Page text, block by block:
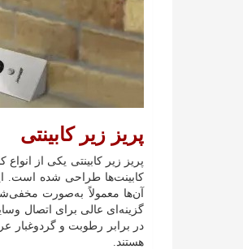
پریز زیر کابینتی
پریز زیر کابینتی یکی از
کابینت‌ها طراحی شده است.
آن‌ها معمولاً به‌صورت
گزینه‌ای عالی برای اتصال
در برابر رطوبت و گردوغبار
هستند.